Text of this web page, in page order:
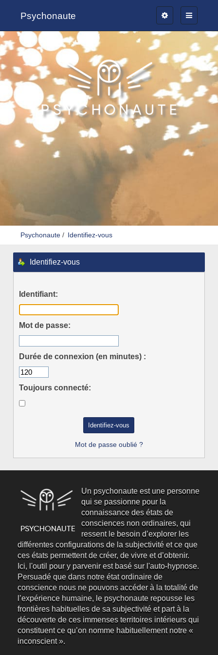
Psychonaute
Psychonaute/ Identifiez-vous
Identifiez-vous
Identifiant:
Mot de passe:
Durée de connexion (en minutes) :
Toujours connecté:
Mot de passe oublié ?
Un psychonaute est une personne
qui se passionne pour la
connaissance des états de
consciences non ordinaires, qui
ressent le besoin d’explorer les
différentes configurations de la subjectivité et ce que
ces états permettent de créer, de vivre et d’obtenir.
Ici, l'outil pour y parvenir est basé sur l'auto-hypnose.
Persuadé que dans notre état ordinaire de
conscience nous ne pouvons accéder à la totalité de
l’expérience humaine, le psychonaute repousse les
frontières habituelles de sa subjectivité et part à la
découverte de ces immenses territoires intérieurs qui
constituent ce qu’on nomme habituellement notre «
inconscient ».